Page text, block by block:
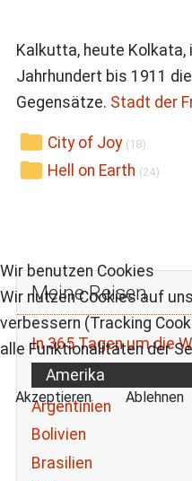
Kalkutta, heute Kolkata,
Jahrhundert bis 1911
Gegensätze. Stadt der
City of Joy (18)
Hell on Earth (24)
Meine Reisen
In 365 Tagen um die
Amerika
Argentinien
Bolivien
Brasilien
Wir benutzen Cookies
Wir nutzen Cookies auf
verbessern (Tracking
alle Funktionalitäten der
Akzeptieren Ablehnen